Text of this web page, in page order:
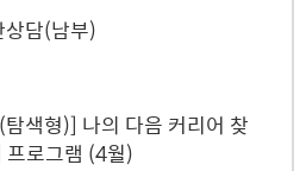
담(남부)
색형)] 나의 다음 커리어 찾
프로그램 (4월)